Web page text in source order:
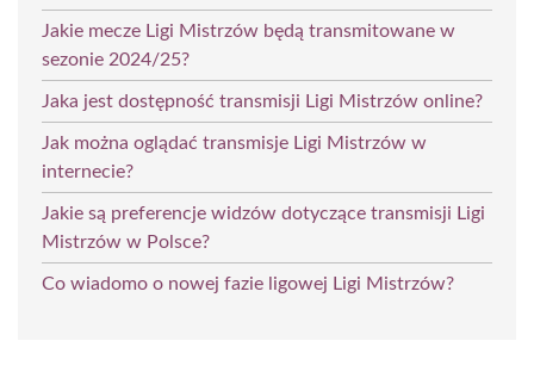
Jakie mecze Ligi Mistrzów będą transmitowane w
sezonie 2024/25?
Jaka jest dostępność transmisji Ligi Mistrzów online?
Jak można oglądać transmisje Ligi Mistrzów w
internecie?
Jakie są preferencje widzów dotyczące transmisji Ligi
Mistrzów w Polsce?
Co wiadomo o nowej fazie ligowej Ligi Mistrzów?